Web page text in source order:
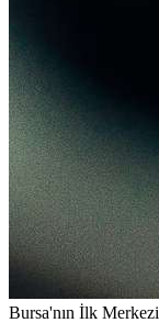
Bursa'nın İlk Merkezi